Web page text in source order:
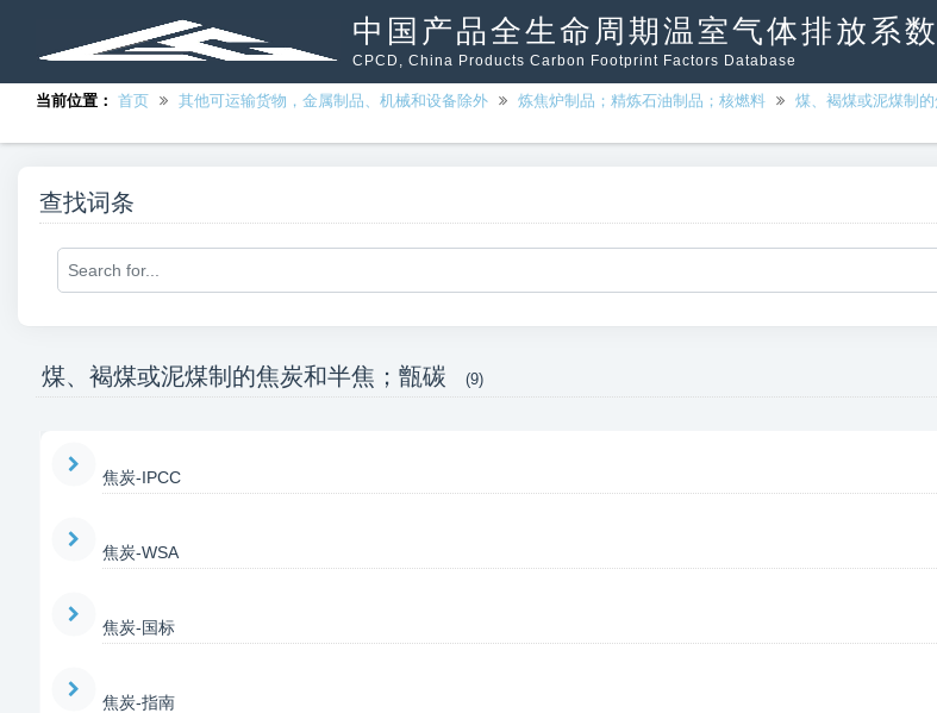
中国产品全生命周期温室气体排放系
CPCD, China Products Carbon Footprint Factors Database
当前位置： 首页 其他可运输货物，金属制品、机械和设备除外 炼焦炉制品；精炼石油制品；核燃料 煤、褐煤或泥煤制
查找词条
煤、褐煤或泥煤制的焦炭和半焦；甑碳 (9)
焦炭-IPCC
焦炭-WSA
焦炭-国标
焦炭-指南